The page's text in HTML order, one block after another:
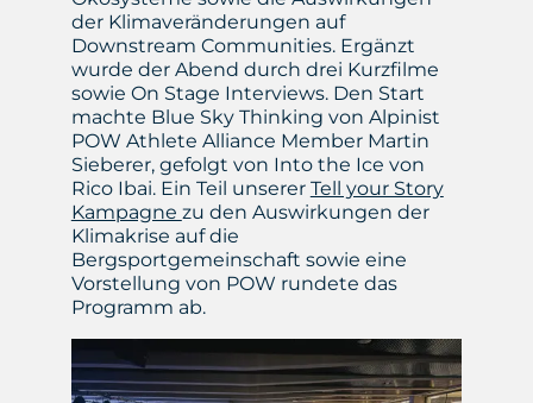
der Klimaveränderungen auf
Downstream Communities. Ergänzt
wurde der Abend durch drei Kurzfilme
sowie On Stage Interviews. Den Start
machte Blue Sky Thinking von Alpinist
POW Athlete Alliance Member Martin
Sieberer, gefolgt von Into the Ice von
Rico Ibai. Ein Teil unserer Tell your Story
Kampagne zu den Auswirkungen der
Klimakrise auf die
Bergsportgemeinschaft sowie eine
Vorstellung von POW rundete das
Programm ab.